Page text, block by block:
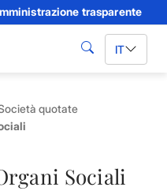
trasparente
cerca IT
quotate
Sociali